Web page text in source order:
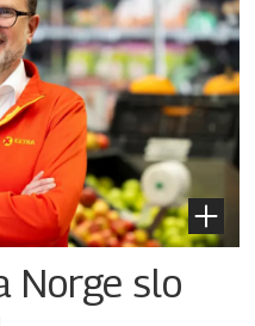
Norge slo